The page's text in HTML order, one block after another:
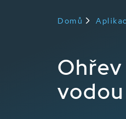
Domů
vodou